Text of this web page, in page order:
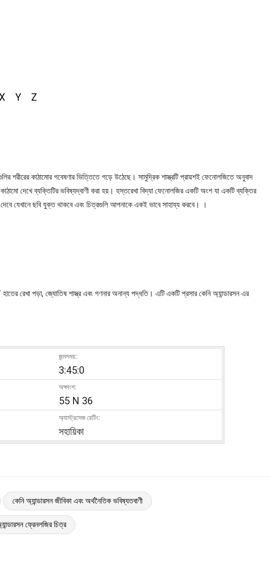
Y Z
শরীরের কাঠামোর গবেষণার ভিত্তিতে গড়ে উঠেছে। সামুদ্রিক শাস্ত্রটি প্রায়শই ফেনোলজিতে অনুবাদ
দেখে ব্যক্তিটির ভবিষ্যদ্বাণী করা হয়। হস্তরেখা বিদ্যা ফেনোলজির একটি অংশ যা একটি ব্যক্তির
যেখানে ছবি যুক্ত থাকবে এবং চিত্রগুলি আপনাকে একই ভাবে সাহায্য করবে। ।
রেখা পড়া, জ্যোতিষ শাস্ত্র এবং গণনার অনান্য পদ্ধতি। এটি একটি প্রসার কেনি অ্যান্ডারসন এর
জন্মসময়:
3:45:0
অক্ষাংশ:
55 N 36
অ্যাস্ট্রসেজ রেটিং:
সহায়িকা
কেনি অ্যান্ডারসন জীবিকা এবং অর্থনৈতিক ভবিষ্যতবাণী
ফ্রেনলজির চিত্র